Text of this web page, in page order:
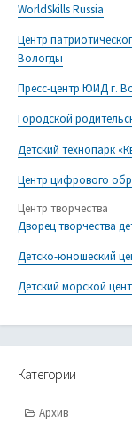
WorldSkills Russia
Центр
Вологды
Пресс-центр ЮИД г.
Городской
Детский технопарк
Центр цифрового
Центр творчества
Дворец творчества
Детско-юношеский
Детский морской
Категории
Архив